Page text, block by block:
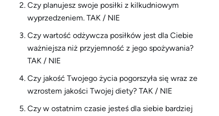
Czy planujesz swoje posiłki z kilkudniowym
wyprzedzeniem. TAK / NIE
Czy wartość odżywcza posiłków jest dla Ciebie
ważniejsza niż przyjemność z jego spożywania?
TAK / NIE
Czy jakość Twojego życia pogorszyła się wraz ze
wzrostem jakości Twojej diety? TAK / NIE
Czy w ostatnim czasie jesteś dla siebie bardziej